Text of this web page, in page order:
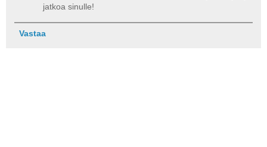
jatkoa sinulle!
Vastaa